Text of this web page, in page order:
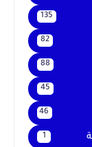
135
82
88
45
46
1